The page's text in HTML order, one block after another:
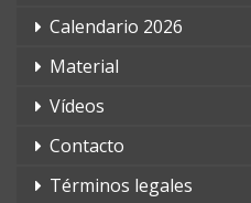
Calendario 2026
Material
Vídeos
Contacto
Términos legales